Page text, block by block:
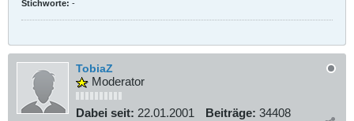
Stichworte: -
TobiaZ
Moderator
Dabei seit: 22.01.2001 Beiträge: 34408